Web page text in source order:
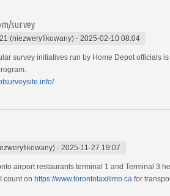
survey
(niezweryfikowany) - 2025-02-10 08:04
survey initiatives run by Home Depot officials
- 2025-11-27 19:07
airport restaurants terminal 1 and Terminal 3
count on https://www.torontotaxilimo.ca for